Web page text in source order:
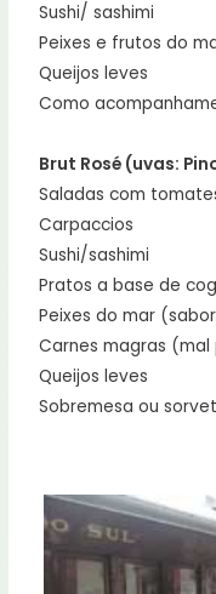
Sushi/ sashimi
Peixes e frutos do
Queijos leves
Como
Brut Rosé (uvas:
Saladas com
Carpaccios
Sushi/sashimi
Pratos a base de
Peixes do mar
Carnes magras (mal
Queijos leves
Sobremesa ou